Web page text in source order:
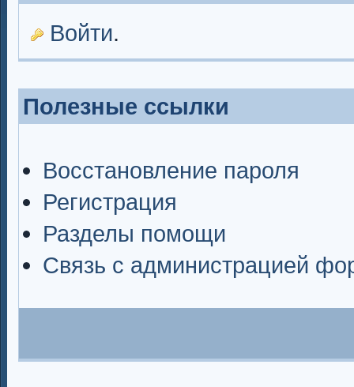
Войти.
Полезные ссылки
Восстановление пароля
Регистрация
Разделы помощи
Связь с администрацией